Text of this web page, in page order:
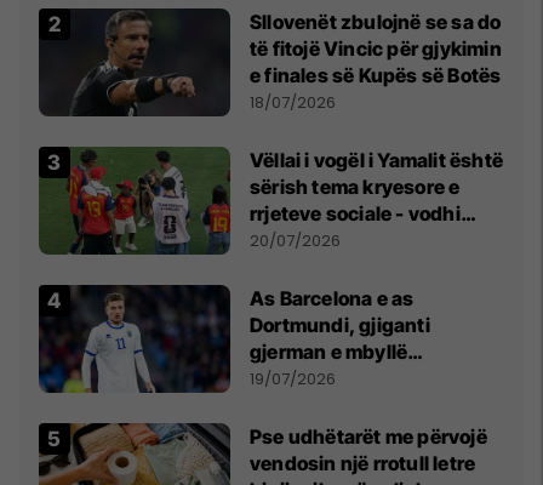
Sllovenët zbulojnë se sa do
të fitojë Vincic për gjykimin
e finales së Kupës së Botës
18/07/2026
Vëllai i vogël i Yamalit është
sërish tema kryesore e
rrjeteve sociale - vodhi
vëmendjen pas finales së
20/07/2026
As Barcelona e as
Dortmundi, gjiganti
gjerman e mbyllë
marrëveshjen për Fisnik
19/07/2026
Pse udhëtarët me përvojë
vendosin një rrotull letre